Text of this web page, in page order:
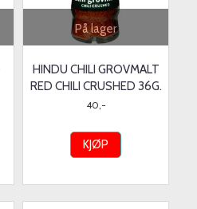
På lager
HINDU CHILI GROVMALT
RED CHILI CRUSHED 36G.
40,-
KJØP